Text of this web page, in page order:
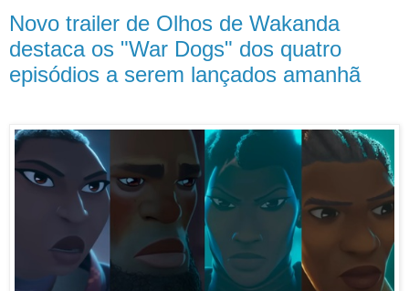
Novo trailer de Olhos de Wakanda
destaca os "War Dogs" dos quatro
episódios a serem lançados amanhã